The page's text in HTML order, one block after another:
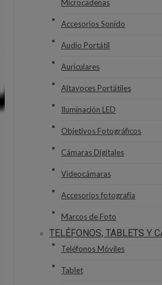
Microcadenas
Accesorios Sonido
Audio Portátil
Auriculares
Altavoces Portátiles
Iluminación LED
Objetivos Fotográficos
Cámaras Digitales
Videocámaras
Accesorios fotografía
Marcos de Foto
TELÉFONOS, TABLETS Y
Teléfonos Móviles
Tablet